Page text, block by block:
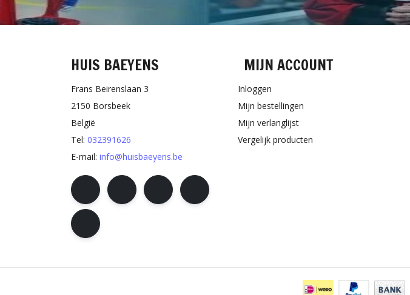
HUIS BAEYENS
Frans Beirenslaan 3
2150 Borsbeek
België
Tel: 032391626
E-mail: info@huisbaeyens.be
MIJN ACCOUNT
Inloggen
Mijn bestellingen
Mijn verlanglijst
Vergelijk producten